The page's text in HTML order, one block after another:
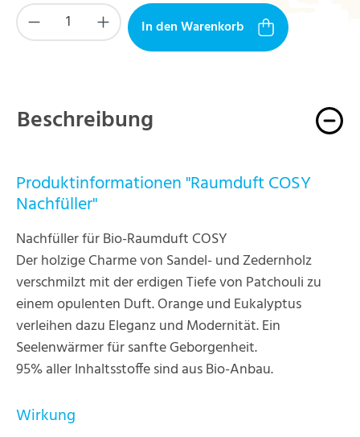
Produkt Anzahl: Gib den gewünschten Wert
In den Warenkorb
Beschreibung
Produktinformationen "Raumduft COSY
Nachfüller"
Nachfüller für Bio-Raumduft COSY
Der holzige Charme von Sandel- und Zedernholz
verschmilzt mit der erdigen Tiefe von Patchouli zu
einem opulenten Duft. Orange und Eukalyptus
verleihen dazu Eleganz und Modernität. Ein
Seelenwärmer für sanfte Geborgenheit.
95% aller Inhaltsstoffe sind aus Bio-Anbau.
Wirkung